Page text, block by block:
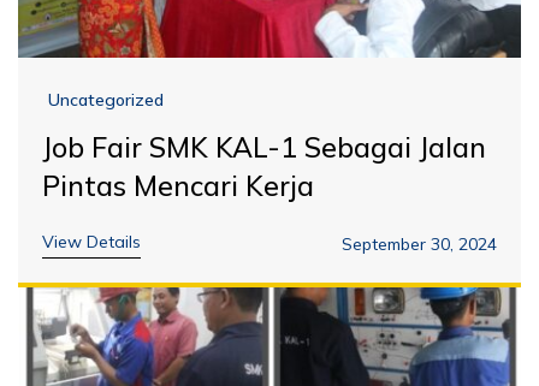
Uncategorized
Job Fair SMK KAL-1 Sebagai Jalan
Pintas Mencari Kerja
View Details September 30, 2024